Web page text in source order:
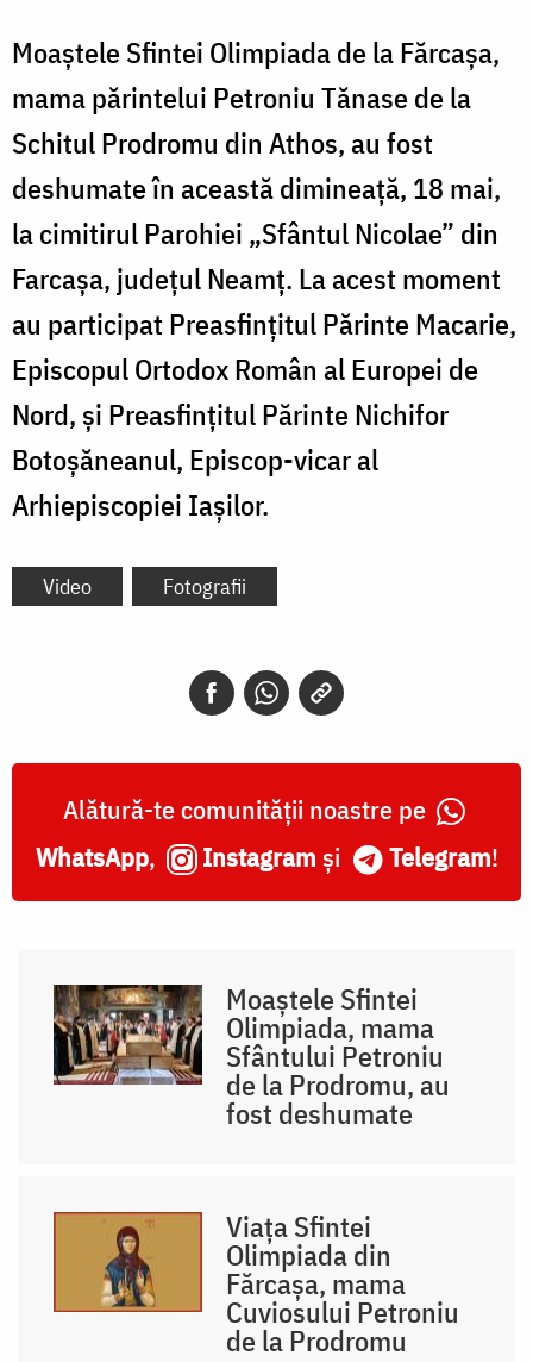
Moaștele Sfintei Olimpiada de la Fărcașa,
mama părintelui Petroniu Tănase de la
Schitul Prodromu din Athos, au fost
deshumate în această dimineață, 18 mai,
la cimitirul Parohiei „Sfântul Nicolae” din
Farcașa, județul Neamț. La acest moment
au participat Preasfințitul Părinte Macarie,
Episcopul Ortodox Român al Europei de
Nord, și Preasfințitul Părinte Nichifor
Botoșăneanul, Episcop-vicar al
Arhiepiscopiei Iașilor.
Video Fotografii
Alătură-te comunității noastre pe
WhatsApp, Instagram și Telegram!
Moaștele Sfintei
Olimpiada, mama
Sfântului Petroniu
de la Prodromu, au
fost deshumate
Viața Sfintei
Olimpiada din
Fărcașa, mama
Cuviosului Petroniu
de la Prodromu